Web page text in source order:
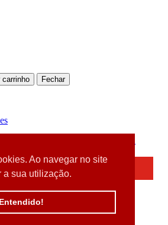
Ao navegar no site
a sua utilização.
Entendido!
carrinho Fechar
um browser desatualizado